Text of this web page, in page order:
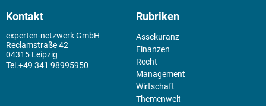
Kontakt
experten-netzwerk GmbH
Reclamstraße 42
04315 Leipzig
+49 341 98995950
Rubriken
Assekuranz
Finanzen
Recht
Management
Wirtschaft
Themenwelt